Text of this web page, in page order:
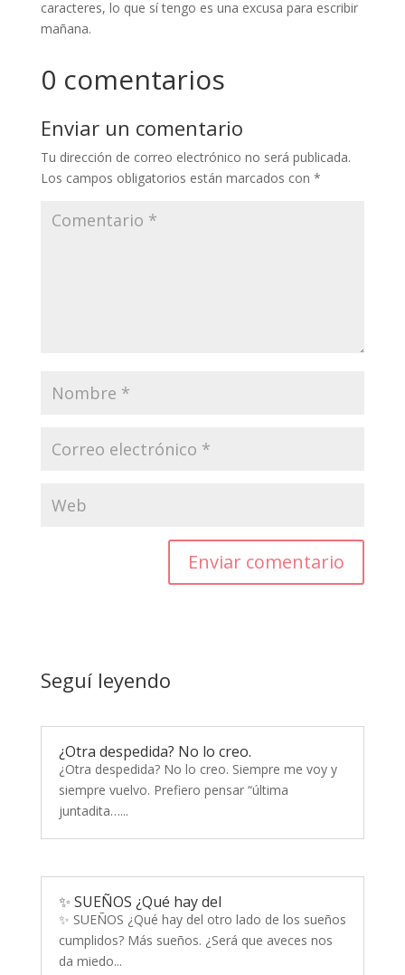
caracteres, lo que sí tengo es una excusa para escribir
mañana.
0 comentarios
Enviar un comentario
Tu dirección de correo electrónico no será publicada.
Los campos obligatorios están marcados con *
Enviar comentario
Seguí leyendo
¿Otra despedida? No lo creo.
¿Otra despedida? No lo creo. Siempre me voy y
siempre vuelvo. Prefiero pensar “última
juntadita…...
✨ SUEÑOS ¿Qué hay del
✨ SUEÑOS ¿Qué hay del otro lado de los sueños
cumplidos? Más sueños. ¿Será que aveces nos
da miedo...